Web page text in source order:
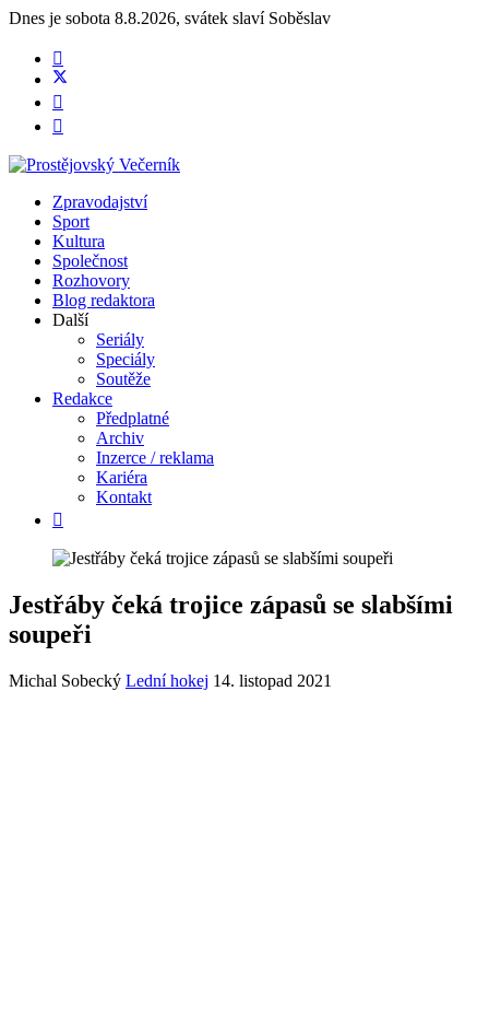
Dnes je sobota 8.8.2026, svátek slaví Soběslav
Zpravodajství
Sport
Kultura
Společnost
Rozhovory
Blog redaktora
Další
Seriály
Speciály
Soutěže
Redakce
Předplatné
Archiv
Inzerce / reklama
Kariéra
Kontakt
Jestřáby čeká trojice zápasů se slabšími
soupeři
Michal Sobecký Lední hokej 14. listopad 2021